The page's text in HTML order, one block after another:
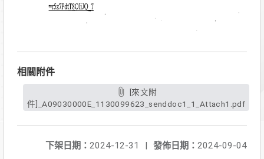
相關附件
件]_A09030000E_1130099623_senddoc1_1_Attach1.pdf
發佈日期： 2024-09-04
下架日期： 2024-12-31 |